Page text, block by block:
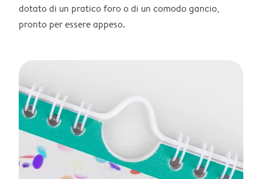
dotato di un pratico foro o di un comodo gancio,
pronto per essere appeso.